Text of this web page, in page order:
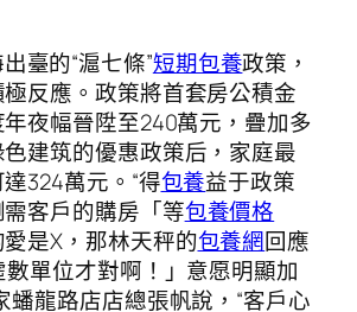
臺的“滬七條”短期包養政策，
反應。政策將首套房公積金
夜幅晉陞至240萬元，疊加多
建筑的優惠政策后，家庭最
324萬元。“得包養益于政策
客戶的購房「等包養價格
是X，那林天秤的包養網回應
數單位才對啊！」意愿明顯加
蟠龍路店店總張帆說，“客戶心